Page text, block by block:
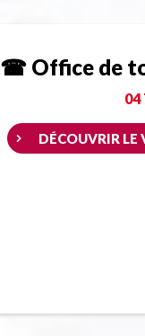
☎ Office de
04
DÉCOUVRIR LE